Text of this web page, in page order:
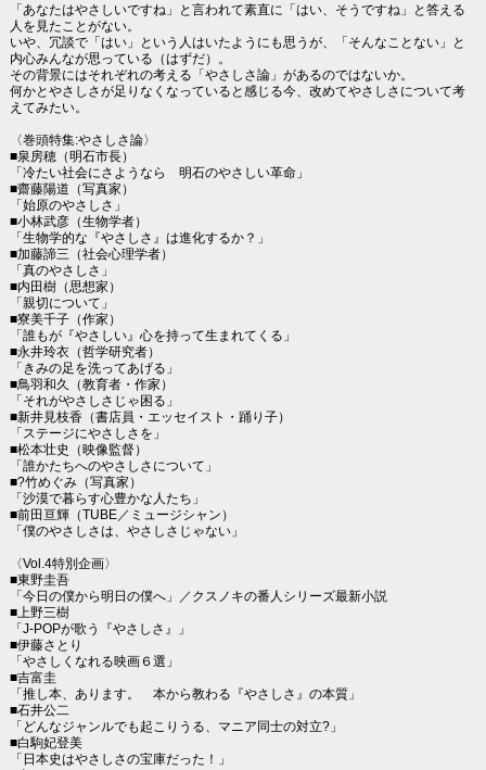
「あなたはやさしいですね」と言われて素直に「はい、そうですね」と答える
人を見たことがない。
いや、冗談で「はい」という人はいたようにも思うが、「そんなことない」と
内心みんなが思っている（はずだ）。
その背景にはそれぞれの考える「やさしさ論」があるのではないか。
何かとやさしさが足りなくなっていると感じる今、改めてやさしさについて考
えてみたい。
〈巻頭特集:やさしさ論〉
■泉房穂（明石市長）
「冷たい社会にさようなら 明石のやさしい革命」
■齋藤陽道（写真家）
「始原のやさしさ」
■小林武彦（生物学者）
「生物学的な『やさしさ』は進化するか？」
■加藤諦三（社会心理学者）
「真のやさしさ」
■内田樹（思想家）
「親切について」
■寮美千子（作家）
「誰もが『やさしい』心を持って生まれてくる」
■永井玲衣（哲学研究者）
「きみの足を洗ってあげる」
■鳥羽和久（教育者・作家）
「それがやさしさじゃ困る」
■新井見枝香（書店員・エッセイスト・踊り子）
「ステージにやさしさを」
■松本壮史（映像監督）
「誰かたちへのやさしさについて」
■?竹めぐみ（写真家）
「沙漠で暮らす心豊かな人たち」
■前田亘輝（TUBE／ミュージシャン）
「僕のやさしさは、やさしさじゃない」
〈Vol.4特別企画〉
■東野圭吾
「今日の僕から明日の僕へ」／クスノキの番人シリーズ最新小説
■上野三樹
「J-POPが歌う『やさしさ』」
■伊藤さとり
「やさしくなれる映画６選」
■吉富圭
「推し本、あります。 本から教わる『やさしさ』の本質」
■石井公二
「どんなジャンルでも起こりうる、マニア同士の対立?」
■白駒妃登美
「日本史はやさしさの宝庫だった！」